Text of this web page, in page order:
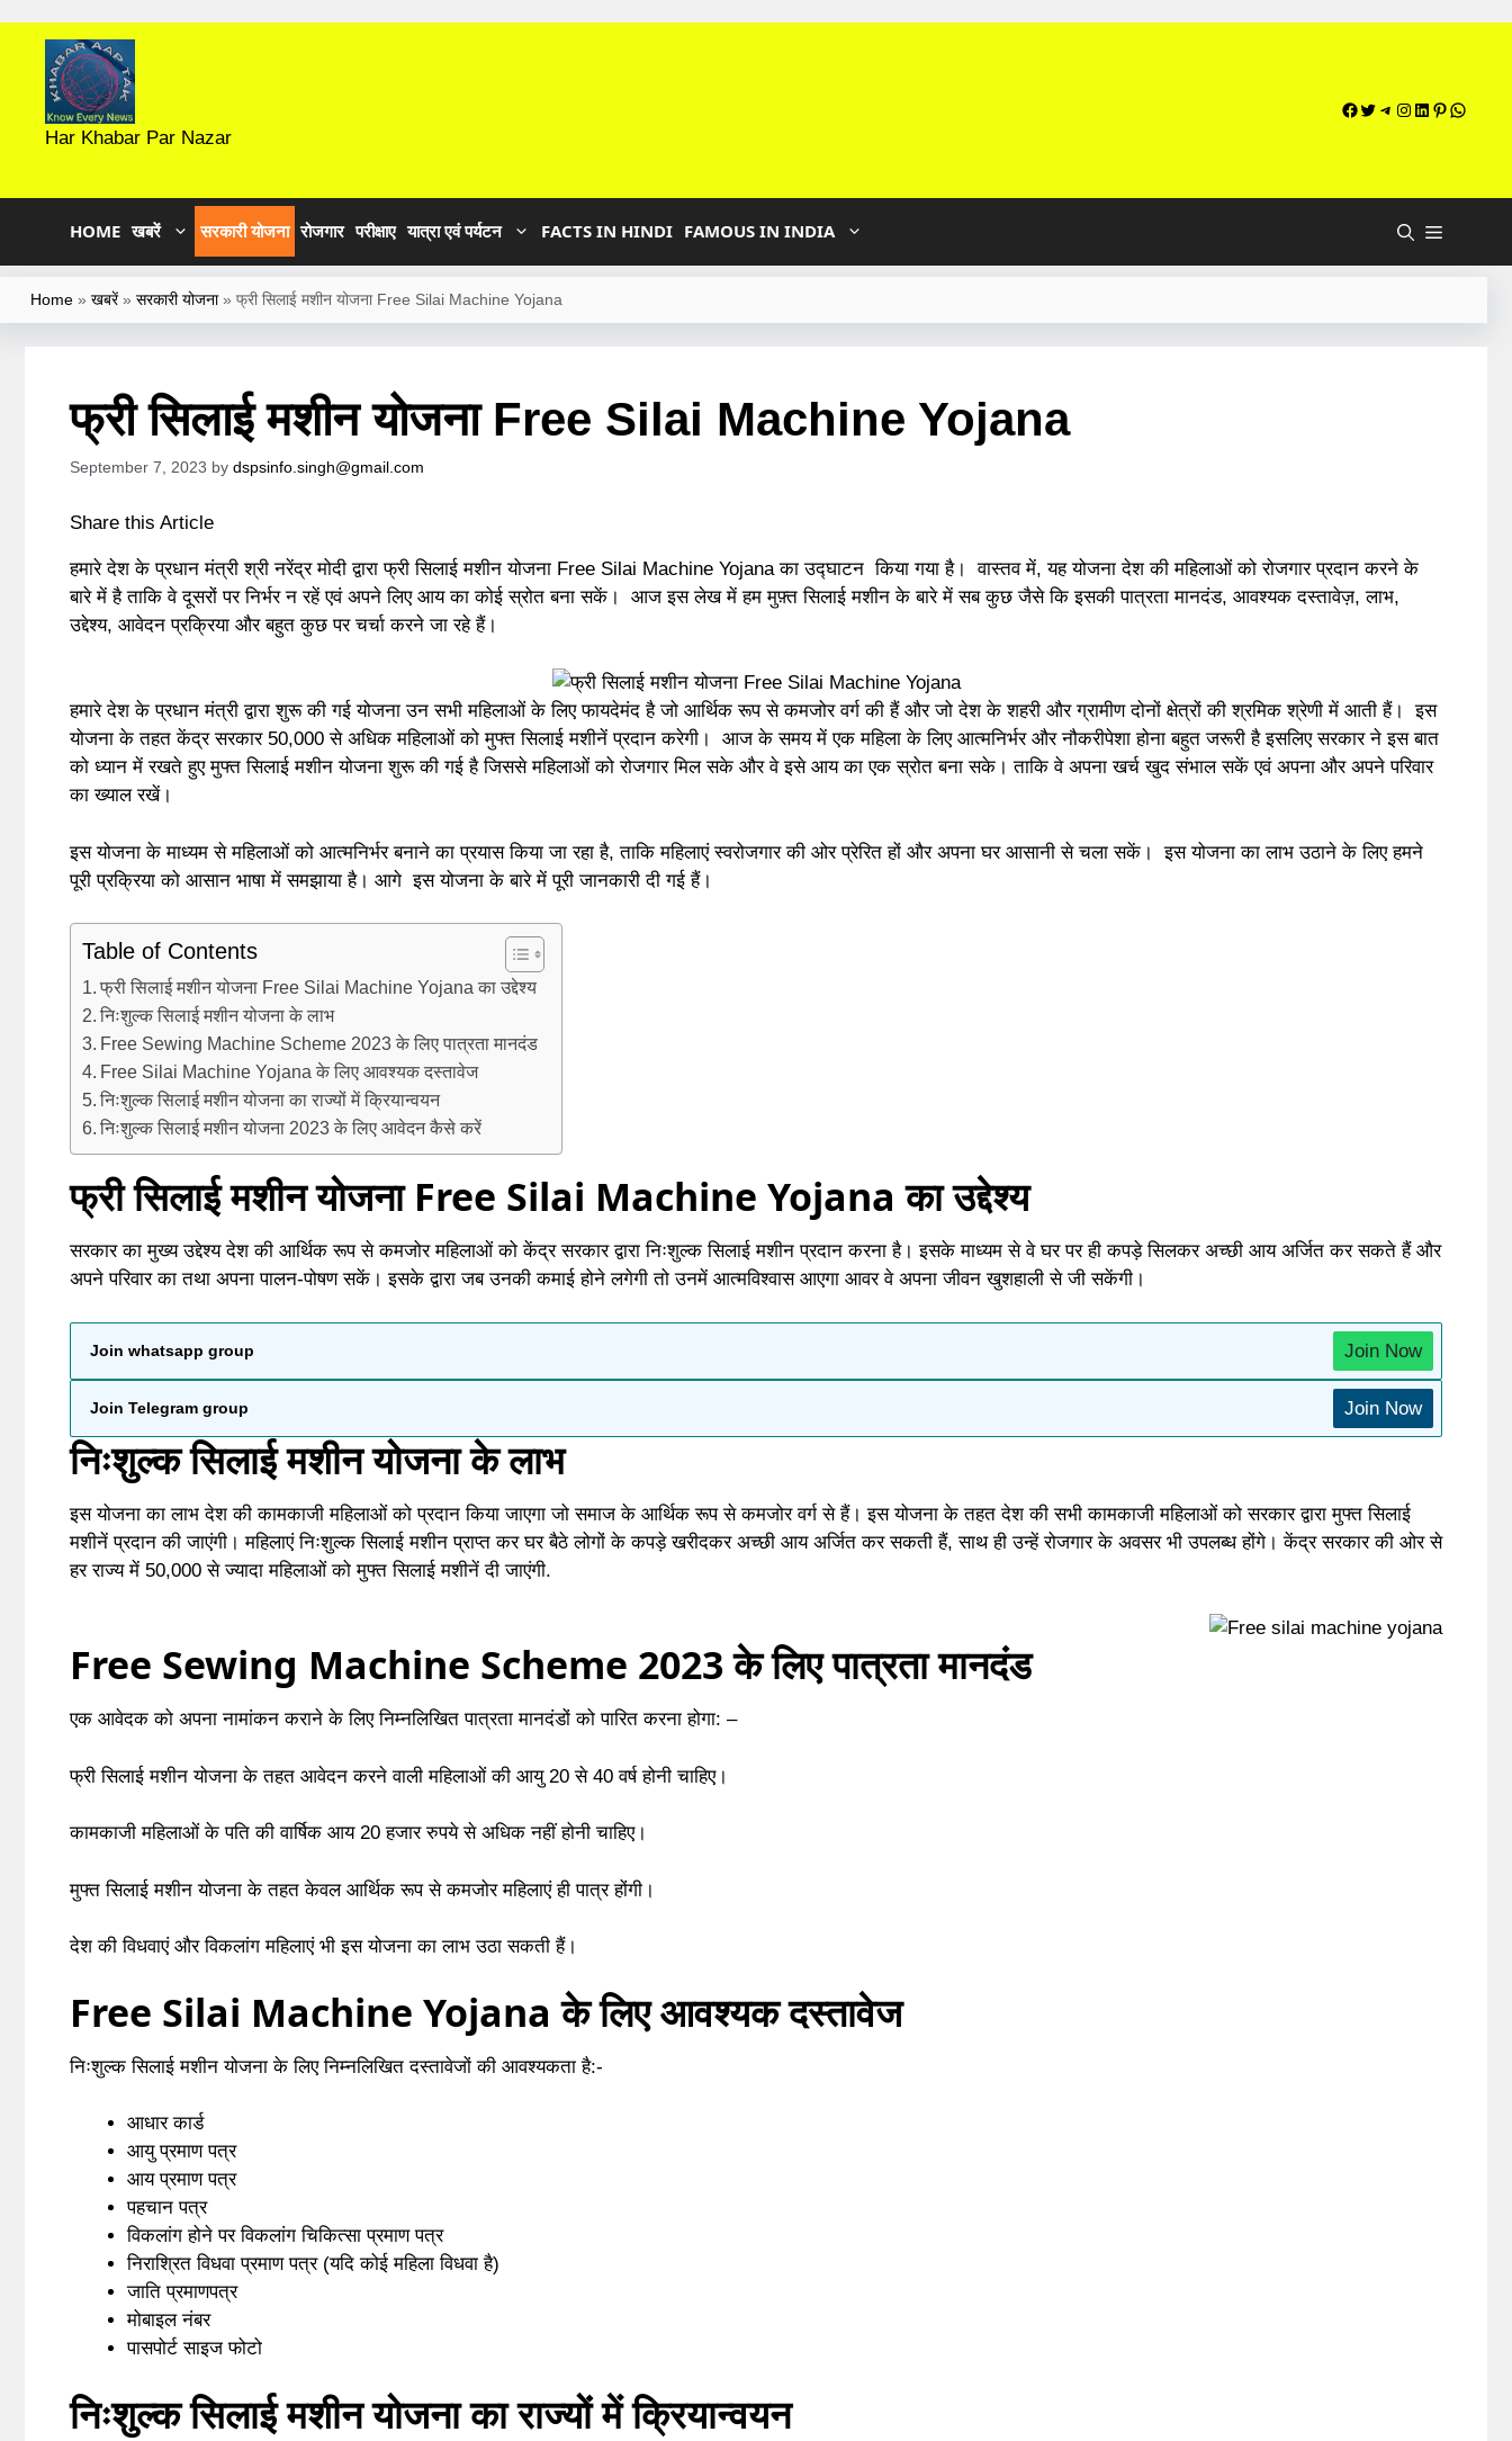
content
Har Khabar Par Nazar
Facebook Twitter Telegram Instagram LinkedIn Pinterest WhatsApp
HOME खबरें सरकारी योजना रोजगार परीक्षाए यात्रा एवं पर्यटन FACTS IN HINDI FAMOUS IN INDIA
Home » खबरें» सरकारी योजना» फ्री सिलाई मशीन योजना Free Silai Machine Yojana
फ्री सिलाई मशीन योजना Free Silai Machine Yojana
September 7, 2023 by dspsinfo.singh@gmail.com
Share this Article
हमारे देश के प्रधान मंत्री श्री नरेंद्र मोदी द्वारा फ्री सिलाई मशीन योजना Free Silai Machine Yojana का उद्घाटन किया गया है। वास्तव में, यह योजना देश की महिलाओं को रोजगार प्रदान करने के
बारे में है ताकि वे दूसरों पर निर्भर न रहें एवं अपने लिए आय का कोई स्रोत बना सकें। आज इस लेख में हम मुफ़्त सिलाई मशीन के बारे में सब कुछ जैसे कि इसकी पात्रता मानदंड, आवश्यक दस्तावेज़, लाभ,
उद्देश्य, आवेदन प्रक्रिया और बहुत कुछ पर चर्चा करने जा रहे हैं।
हमारे देश के प्रधान मंत्री द्वारा शुरू की गई योजना उन सभी महिलाओं के लिए फायदेमंद है जो आर्थिक रूप से कमजोर वर्ग की हैं और जो देश के शहरी और ग्रामीण दोनों क्षेत्रों की श्रमिक श्रेणी में आती हैं। इस
योजना के तहत केंद्र सरकार 50,000 से अधिक महिलाओं को मुफ्त सिलाई मशीनें प्रदान करेगी। आज के समय में एक महिला के लिए आत्मनिर्भर और नौकरीपेशा होना बहुत जरूरी है इसलिए सरकार ने इस बात
को ध्यान में रखते हुए मुफ्त सिलाई मशीन योजना शुरू की गई है जिससे महिलाओं को रोजगार मिल सके और वे इसे आय का एक स्रोत बना सके। ताकि वे अपना खर्च खुद संभाल सकें एवं अपना और अपने परिवार
का ख्याल रखें।
इस योजना के माध्यम से महिलाओं को आत्मनिर्भर बनाने का प्रयास किया जा रहा है, ताकि महिलाएं स्वरोजगार की ओर प्रेरित हों और अपना घर आसानी से चला सकें। इस योजना का लाभ उठाने के लिए हमने
पूरी प्रक्रिया को आसान भाषा में समझाया है। आगे इस योजना के बारे में पूरी जानकारी दी गई हैं।
Table of Contents
फ्री सिलाई मशीन योजना Free Silai Machine Yojana का उद्देश्य
निःशुल्क सिलाई मशीन योजना के लाभ
Free Sewing Machine Scheme 2023 के लिए पात्रता मानदंड
Free Silai Machine Yojana के लिए आवश्यक दस्तावेज
निःशुल्क सिलाई मशीन योजना का राज्यों में क्रियान्वयन
निःशुल्क सिलाई मशीन योजना 2023 के लिए आवेदन कैसे करें
फ्री सिलाई मशीन योजना Free Silai Machine Yojana का उद्देश्य
सरकार का मुख्य उद्देश्य देश की आर्थिक रूप से कमजोर महिलाओं को केंद्र सरकार द्वारा निःशुल्क सिलाई मशीन प्रदान करना है। इसके माध्यम से वे घर पर ही कपड़े सिलकर अच्छी आय अर्जित कर सकते हैं और
अपने परिवार का तथा अपना पालन-पोषण सकें। इसके द्वारा जब उनकी कमाई होने लगेगी तो उनमें आत्मविश्वास आएगा आवर वे अपना जीवन खुशहाली से जी सकेंगी।
Join whatsapp group Join Now
Join Telegram group Join Now
निःशुल्क सिलाई मशीन योजना के लाभ
इस योजना का लाभ देश की कामकाजी महिलाओं को प्रदान किया जाएगा जो समाज के आर्थिक रूप से कमजोर वर्ग से हैं। इस योजना के तहत देश की सभी कामकाजी महिलाओं को सरकार द्वारा मुफ्त सिलाई
मशीनें प्रदान की जाएंगी। महिलाएं निःशुल्क सिलाई मशीन प्राप्त कर घर बैठे लोगों के कपड़े खरीदकर अच्छी आय अर्जित कर सकती हैं, साथ ही उन्हें रोजगार के अवसर भी उपलब्ध होंगे। केंद्र सरकार की ओर से
हर राज्य में 50,000 से ज्यादा महिलाओं को मुफ्त सिलाई मशीनें दी जाएंगी.
Free Sewing Machine Scheme 2023 के लिए पात्रता मानदंड
एक आवेदक को अपना नामांकन कराने के लिए निम्नलिखित पात्रता मानदंडों को पारित करना होगा: –
फ्री सिलाई मशीन योजना के तहत आवेदन करने वाली महिलाओं की आयु 20 से 40 वर्ष होनी चाहिए।
कामकाजी महिलाओं के पति की वार्षिक आय 20 हजार रुपये से अधिक नहीं होनी चाहिए।
मुफ्त सिलाई मशीन योजना के तहत केवल आर्थिक रूप से कमजोर महिलाएं ही पात्र होंगी।
देश की विधवाएं और विकलांग महिलाएं भी इस योजना का लाभ उठा सकती हैं।
Free Silai Machine Yojana के लिए आवश्यक दस्तावेज
निःशुल्क सिलाई मशीन योजना के लिए निम्नलिखित दस्तावेजों की आवश्यकता है:-
आधार कार्ड
आयु प्रमाण पत्र
आय प्रमाण पत्र
पहचान पत्र
विकलांग होने पर विकलांग चिकित्सा प्रमाण पत्र
निराश्रित विधवा प्रमाण पत्र (यदि कोई महिला विधवा है)
जाति प्रमाणपत्र
मोबाइल नंबर
पासपोर्ट साइज फोटो
निःशुल्क सिलाई मशीन योजना का राज्यों में क्रियान्वयन